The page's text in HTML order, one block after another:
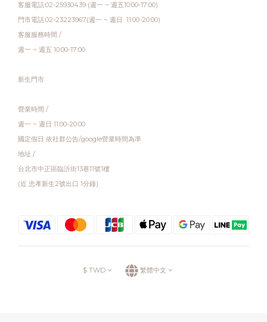
客服電話:02-25930439 (週一 ~ 週五10:00-17:00)
門市電話:02-23223967(週一 ~ 週日 11:00-20:00)
客服服務時間 /
週一 ~ 週五 10:00-17:00
新生門市
營業時間 /
週一 ~ 週日 11:00-20:00
國定假日 依社群公告/google營業時間為準
地址 /
台北市中正區臨沂街13巷11號1樓
(近 忠孝新生2號出口 1分鐘)
$ TWD 繁體中文